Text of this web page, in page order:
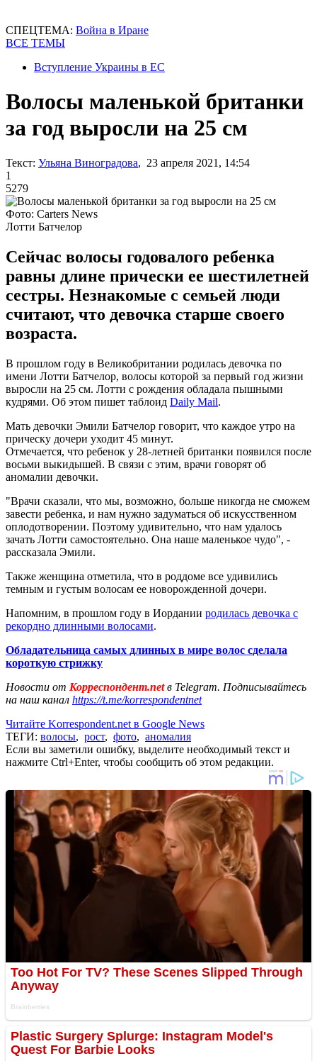
СПЕЦТЕМА: Война в Иране
ВСЕ ТЕМЫ
Вступление Украины в ЕС
Волосы маленькой британки
за год выросли на 25 см
Текст: Ульяна Виноградова, 23 апреля 2021, 14:54
1
5279
Фото: Carters News
Лотти Батчелор
Сейчас волосы годовалого ребенка
равны длине прически ее шестилетней
сестры. Незнакомые с семьей люди
считают, что девочка старше своего
возраста.
В прошлом году в Великобритании родилась девочка по
имени Лотти Батчелор, волосы которой за первый год жизни
выросли на 25 см. Лотти с рождения обладала пышными
кудрями. Об этом пишет таблоид Daily Mail.
Мать девочки Эмили Батчелор говорит, что каждое утро на
прическу дочери уходит 45 минут.
Отмечается, что ребенок у 28-летней британки появился после
восьми выкидышей. В связи с этим, врачи говорят об
аномалии девочки.
"Врачи сказали, что мы, возможно, больше никогда не сможем
завести ребенка, и нам нужно задуматься об искусственном
оплодотворении. Поэтому удивительно, что нам удалось
зачать Лотти самостоятельно. Она наше маленькое чудо", -
рассказала Эмили.
Также женщина отметила, что в роддоме все удивились
темным и густым волосам ее новорожденной дочери.
Напомним, в прошлом году в Иордании родилась девочка с
рекордно длинными волосами.
Обладательница самых длинных в мире волос сделала
короткую стрижку
Новости от Корреспондент.netв Telegram. Подписывайтесь
на наш канал https://t.me/korrespondentnet
Читайте Korrespondent.net в Google News
ТЕГИ: волосы, рост, фото, аномалия
Если вы заметили ошибку, выделите необходимый текст и
нажмите Ctrl+Enter, чтобы сообщить об этом редакции.